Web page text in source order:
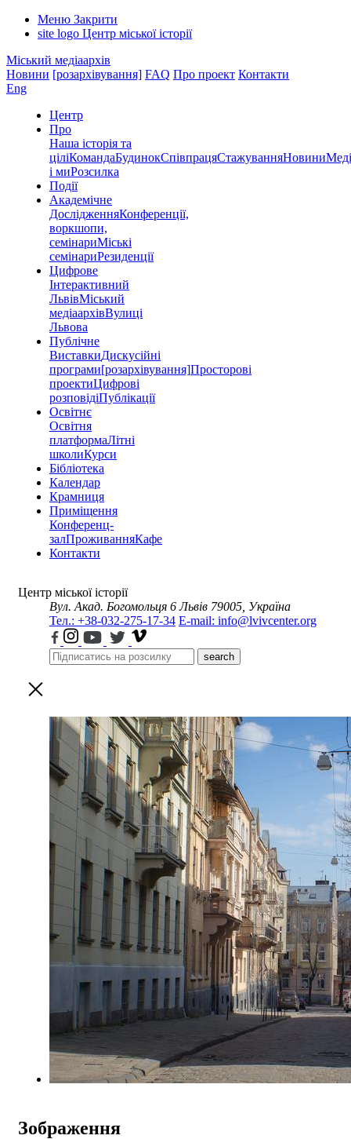
Меню Закрити
site logo Центр міської історії
Міський медіаархів
Новини [розархівування] FAQ Про проект Контакти
Eng
Центр
Про
Наша історія та
ціліКомандаБудинокСпівпрацяСтажуванняНовини
і миРозсилка
Події
Академічне
ДослідженняКонференції,
воркшопи,
семінариМіські
семінариРезиденції
Цифрове
Інтерактивний
ЛьвівМіський
медіаархівВулиці
Львова
Публічне
ВиставкиДискусійні
програми[розархівування]Просторові
проектиЦифрові
розповідіПублікації
Освітнє
Освітня
платформаЛітні
школиКурси
Бібліотека
Календар
Крамниця
Приміщення
Конференц-
залПроживанняКафе
Контакти
Центр міської історії
Вул. Акад. Богомольця 6 Львів 79005, Україна
Тел.: +38-032-275-17-34 E-mail: info@lvivcenter.org
search
Зображення